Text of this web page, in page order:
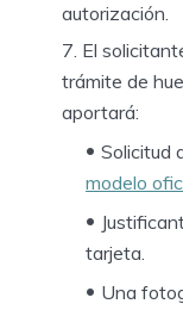
autorización.
El
trámite de
aportará:
Solicitud
modelo
tarjeta.
Una